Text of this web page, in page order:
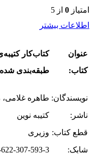
امتیاز 0 از 5
اطلاعات بیشتر
عنوان
کتاب:
کتاب‌کار
طبقه‌بندی
نویسندگان: طاهره غلامی،
ناشر:
کتیبه نوین
قطع کتاب: وزیری
شابک:
307-593-3